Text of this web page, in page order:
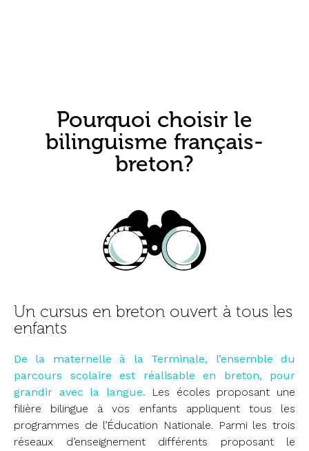
Pourquoi choisir le
bilinguisme français-
breton?
Un cursus en breton ouvert à tous les
enfants
De la maternelle à la Terminale, l’ensemble du
parcours scolaire est réalisable en breton, pour
grandir avec la langue.
Les écoles proposant une
filière bilingue à vos enfants appliquent tous les
programmes de l’Éducation Nationale. Parmi les trois
réseaux d’enseignement différents proposant le